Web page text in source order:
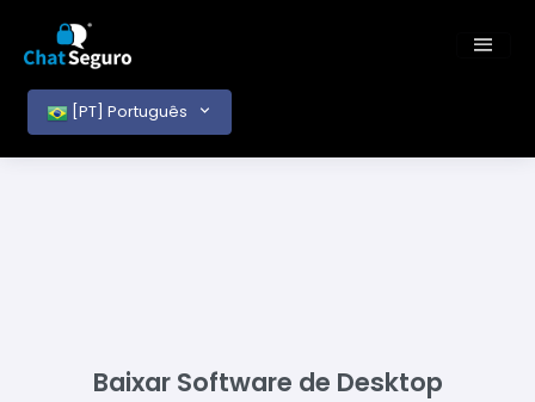
[PT] Português
Baixar Software de Desktop